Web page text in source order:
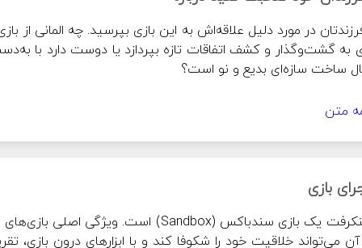
نمی‌شود.
بین دو سازه قضاوت کند که کدام بهتر است.
سازه‌ای بدیع و نو است؟
کنید قبل از شروع بازی با فرزند خود درمورد زمان بازی‌کردن به توافق برسید.
متن
بازی